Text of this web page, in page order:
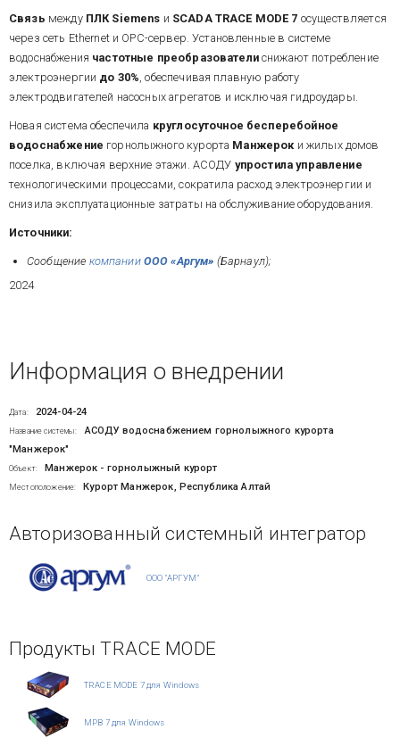
Связь междуПЛК Siemens и SCADA TRACE MODE 7 осуществляется
через сеть Ethernet и OPC-сервер. Установленные в системе
водоснабжения частотные преобразователиснижают потребление
электроэнергии до 30%, обеспечивая плавную работу
электродвигателей насосных агрегатов и исключая гидроудары.
Новая система обеспечила круглосуточное бесперебойное
водоснабжение горнолыжного курорта Манжерок и жилых домов
поселка, включая верхние этажи. АСОДУ упростила управление
технологическими процессами, сократила расход электроэнергии и
снизила эксплуатационные затраты на обслуживание оборудования.
Источники:
Сообщение компании ООО «Аргум» (Барнаул);
2024
Информация о внедрении
Дата: 2024-04-24
Название системы:
АСОДУ водоснабжением горнолыжного курорта
"Манжерок"
Объект: Манжерок - горнолыжный курорт
Местоположение: Курорт Манжерок, Республика Алтай
Авторизованный системный интегратор
ООО "АРГУМ"
Продукты TRACE MODE
TRACE MODE 7 для Windows
МРВ 7 для Windows